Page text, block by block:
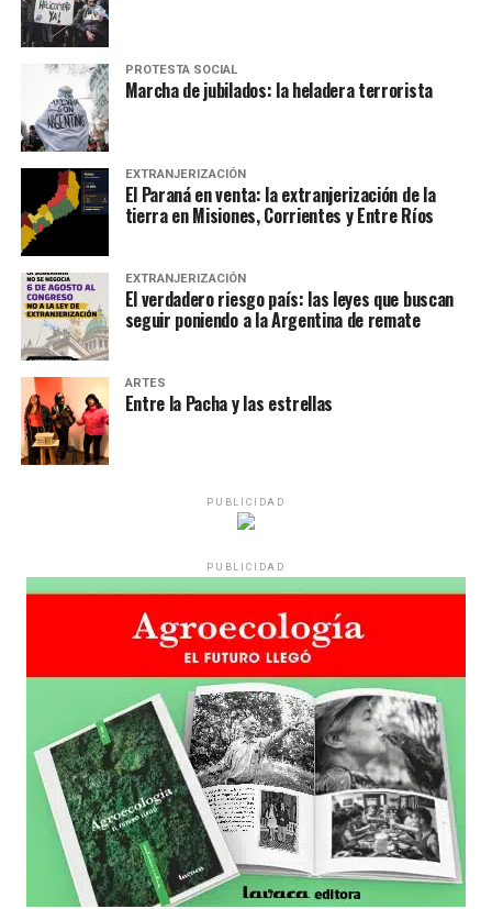
PROTESTA SOCIAL
Marcha de jubilados: la heladera terrorista
EXTRANJERIZACIÓN
El Paraná en venta: la extranjerización de la
tierra en Misiones, Corrientes y Entre Ríos
EXTRANJERIZACIÓN
El verdadero riesgo país: las leyes que buscan
seguir poniendo a la Argentina de remate
ARTES
Entre la Pacha y las estrellas
PUBLICIDAD
PUBLICIDAD